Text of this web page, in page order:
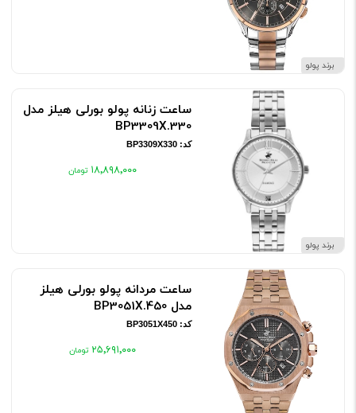
برند پولو
برند پولو
ساعت زنانه پولو بورلی هیلز مدل
BP3309X.330
کد: BP3309X330
۱۸٬۸۹۸٬۰۰۰
ساعت مردانه پولو بورلی هیلز
مدل BP3051X.450
کد: BP3051X450
۲۵٬۶۹۱٬۰۰۰